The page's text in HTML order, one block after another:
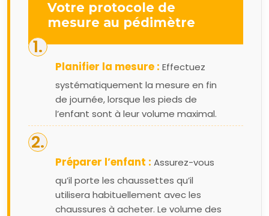
Votre protocole de
mesure au pédimètre
Planifier la mesure : Effectuez
systématiquement la mesure en fin
de journée, lorsque les pieds de
l’enfant sont à leur volume maximal.
Préparer l’enfant : Assurez-vous
qu’il porte les chaussettes qu’il
utilisera habituellement avec les
chaussures à acheter. Le volume des